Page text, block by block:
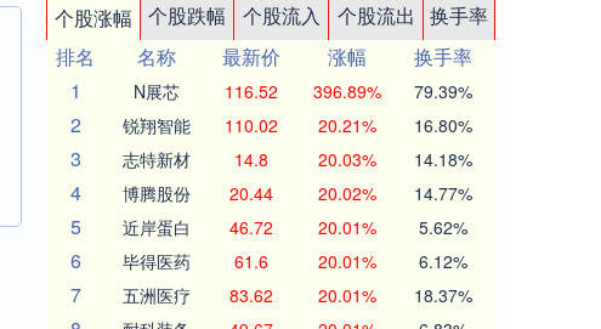
个股涨幅 个股跌幅 个股流入 个股流出
换手率
排名
名称 最新价 涨幅
换手率
1
N展芯 116.52 396.89% 79.39%
2 锐翔智能 110.02 20.21% 16.80%
3 志特新材 14.8 20.03% 14.18%
4 博腾股份 20.44 20.02% 14.77%
5 近岸蛋白 46.72 20.01% 5.62%
6 毕得医药 61.6 20.01% 6.12%
7 五洲医疗 83.62 20.01% 18.37%